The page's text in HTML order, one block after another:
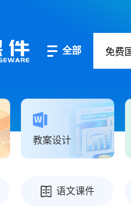
全部
教案设计
语文课件